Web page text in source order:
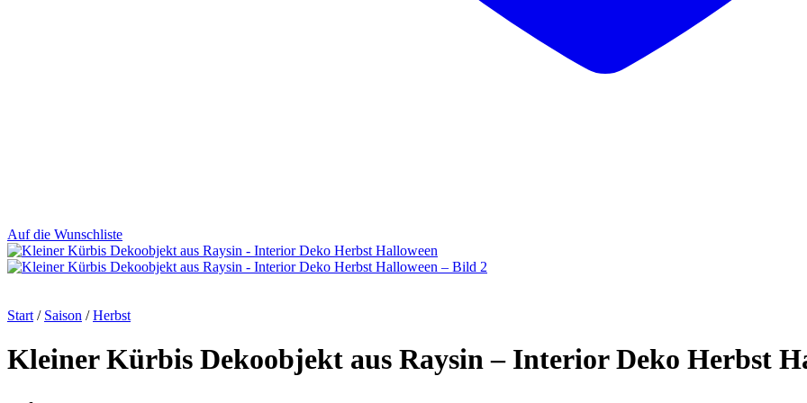
Auf die Wunschliste
Start / Saison / Herbst
Kleiner Kürbis Dekoobjekt aus Raysin – Interior Deko Herbst